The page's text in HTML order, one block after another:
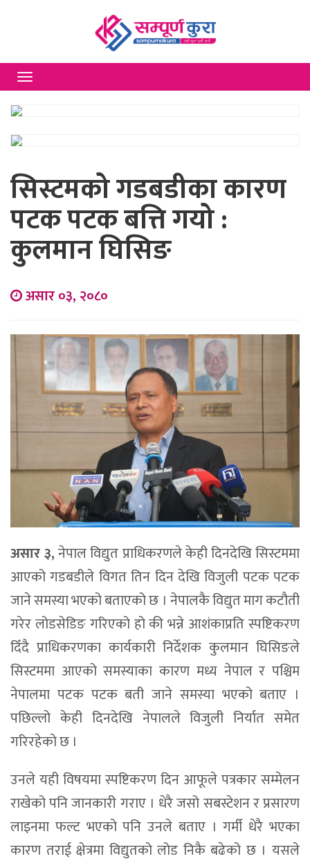
Toggle
navigation
सिस्टमको गडबडीका कारण
पटक पटक बत्ति गयो :
कुलमान घिसिङ
असार ०३, २०८०
असार ३,नेपाल विद्युत प्राधिकरणले केही दिनदेखि सिस्टममा
आएको गडबडीले विगत तिन दिन देखि विजुली पटक पटक
जाने समस्या भएको बताएको छ । नेपालकै विद्युत माग कटौती
गरेर लोडसेडिङ गरिएको हो की भन्ने आशंकाप्रति स्पष्टिकरण
दिँदै प्राधिकरणका कार्यकारी निर्देशक कुलमान घिसिङले
सिस्टममा आएको समस्याका कारण मध्य नेपाल र पश्चिम
नेपालमा पटक पटक बती जाने समस्या भएको बताए ।
पछिल्लो केही दिनदेखि नेपालले विजुली निर्यात समेत
गरिरहेको छ ।
उनले यही विषयमा स्पष्टिकरण दिन आफूले पत्रकार सम्मेलन
राखेको पनि जानकारी गराए । धेरै जसो सबस्टेशन र प्रसारण
लाइनमा फल्ट भएको पनि उनले बताए । गर्मी धेरै भएका
कारण तराई क्षेत्रमा विद्युतको लोड निकै बढेको छ । यसले